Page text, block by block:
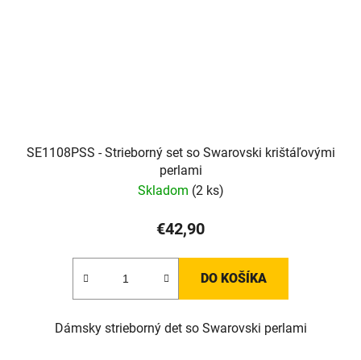
SE1108PSS - Strieborný set so Swarovski krištáľovými
perlami
Skladom (2 ks)
€42,90
DO KOŠÍKA
Dámsky strieborný det so Swarovski perlami